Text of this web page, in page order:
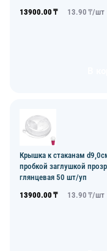
13900.00 ₸ 13.90 ₸/шт
Крышка к стаканам
пробкой заглушкой
глянцевая 50 шт/уп
13900.00 ₸ 13.90 ₸/шт